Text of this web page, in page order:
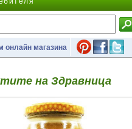
онлайн магазина
на Здравница